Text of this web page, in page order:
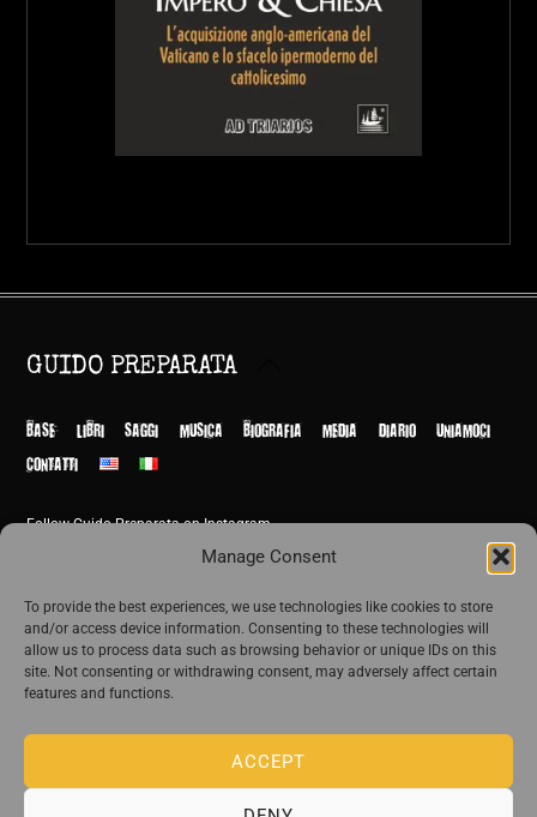
Manage Consent
To provide the best experiences, we use technologies like cookies to store
and/or access device information. Consenting to these technologies will
allow us to process data such as browsing behavior or unique IDs on this
site. Not consenting or withdrawing consent, may adversely affect certain
features and functions.
ACCEPT
Top
GUIDO PREPARATA
BASE LIBRI SAGGI MUSICA BIOGRAFIA MEDIA DIARIO
UNIAMOCI
CONTATTI
Follow Guido Preparata on Instagram
Join the exclusive list of Guido Preparata
Stay close—receive content that disturbs and reveal.